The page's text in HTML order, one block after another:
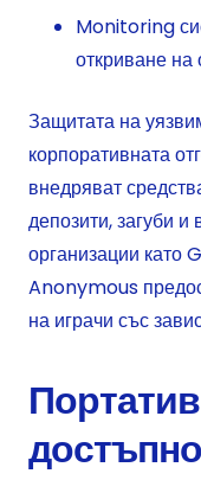
Monitoring
откриване на
Защитата на
корпоративната
внедряват
депозити, загуби
организации
Anonymous
на играчи със